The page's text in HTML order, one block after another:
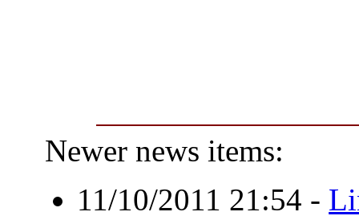
Newer news items:
11/10/2011 21:54 -